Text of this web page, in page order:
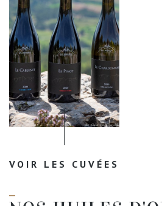
VOIR LES CUVÉES